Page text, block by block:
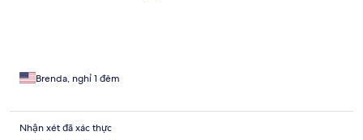
Brenda, nghỉ 1 đêm
Nhận xét đã xác thực